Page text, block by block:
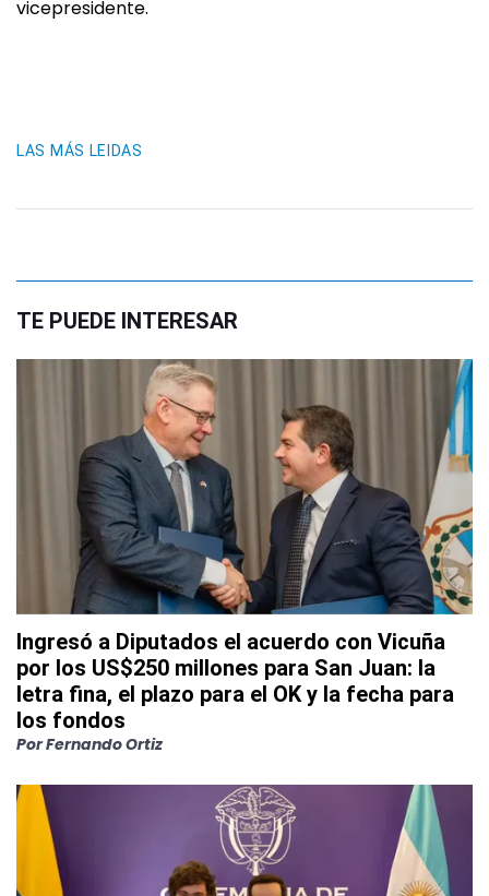
vicepresidente.
LAS MÁS LEIDAS
TE PUEDE INTERESAR
Ingresó a Diputados el acuerdo con Vicuña
por los US$250 millones para San Juan: la
letra fina, el plazo para el OK y la fecha para
los fondos
PorFernando Ortiz